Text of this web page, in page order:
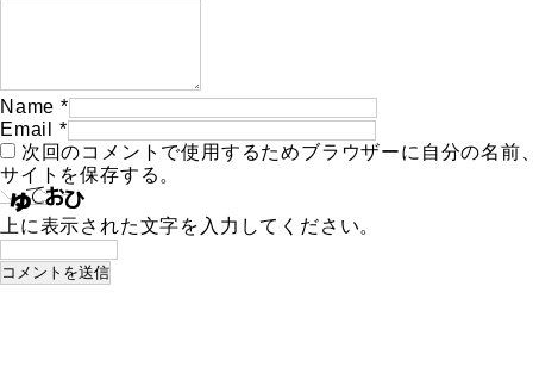
Name *
Email
*
次回のコメントで使用するためブラウザーに自分の名前
サイトを保存する。
上に表示された文字を入力してください。